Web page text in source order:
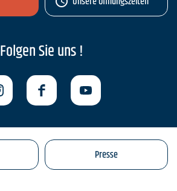
Folgen Sie uns !
Presse